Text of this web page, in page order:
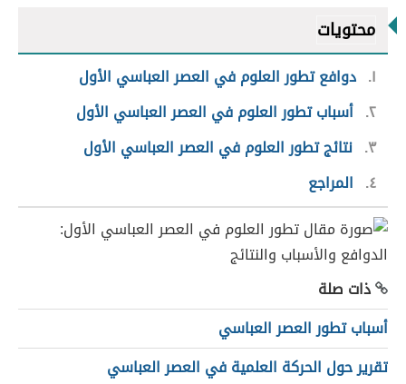
محتويات
١ دوافع تطور العلوم في العصر العباسي الأول
٢ أسباب تطور العلوم في العصر العباسي الأول
٣ نتائج تطور العلوم في العصر العباسي الأول
٤
المراجع
ذات صلة
أسباب تطور العصر العباسي
تقرير حول الحركة العلمية في العصر العباسي